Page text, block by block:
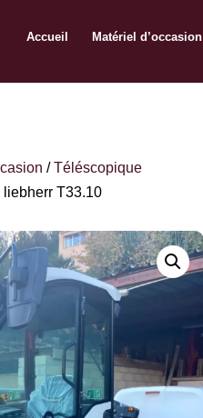
Accueil Matériel d’occasion
/Téléscopique
T33.10